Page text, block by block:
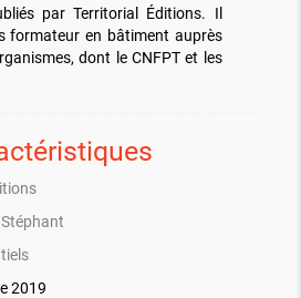
par Territorial Éditions. Il
formateur en bâtiment auprès
dont le CNFPT et les
2019